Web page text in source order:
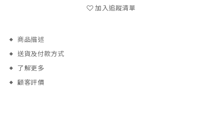
加入追蹤清單
商品描述
送貨及付款方式
了解更多
顧客評價